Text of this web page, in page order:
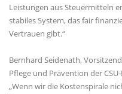
Leistungen aus Steuermitteln
stabiles System, das fair
Vertrauen gibt.“
Bernhard Seidenath,
Pflege und Prävention der
Wenn wir die Kostenspirale